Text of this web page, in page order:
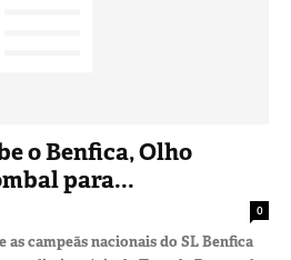
o Benfica, Olho
para...
0
campeãs nacionais do SL Benfica